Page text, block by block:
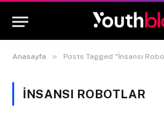
Anasayfa » Posts Tagged "İnsansı
İNSANSI ROBOTLAR